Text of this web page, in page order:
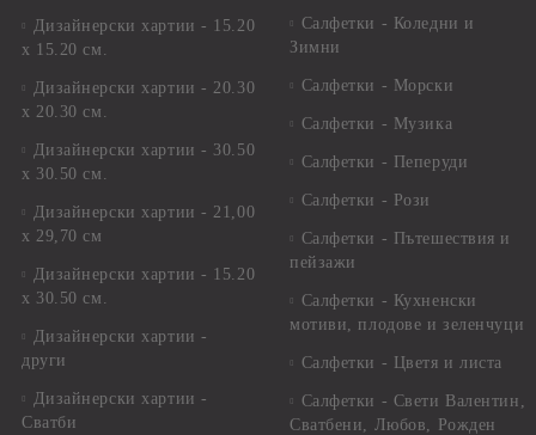
Дизайнерски хартии - 15.20
х 15.20 см.
Дизайнерски хартии - 20.30
х 20.30 см.
Дизайнерски хартии - 30.50
х 30.50 см.
Дизайнерски хартии - 21,00
х 29,70 см
Дизайнерски хартии - 15.20
x 30.50 см.
Дизайнерски хартии -
други
Дизайнерски хартии -
Сватби
Салфетки - Коледни и
Зимни
Салфетки - Морски
Салфетки - Музика
Салфетки - Пеперуди
Салфетки - Рози
Салфетки - Пътешествия и
пейзажи
Салфетки - Кухненски
мотиви, плодове и зеленчуци
Салфетки - Цветя и листа
Салфетки - Свети Валентин,
Сватбени, Любов, Рожден